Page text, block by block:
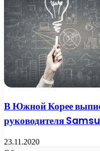
В Южной Корее
руководителя
23.11.2020